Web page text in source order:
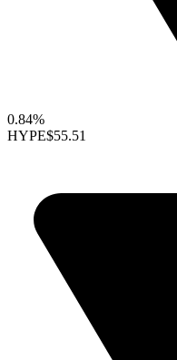
0.84%
HYPE$55.51